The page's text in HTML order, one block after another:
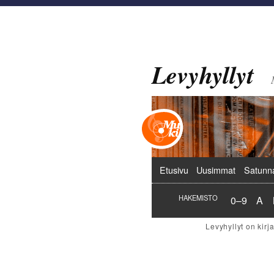
Levyhyllyt
Päävalikko
Etusivu Uusimmat
HAKEMISTO 0–9 A